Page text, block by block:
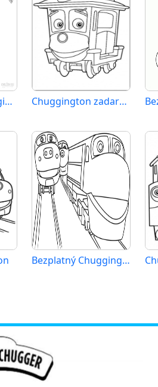
Tisknutelný Chuggington zadarmo Chuggington zadarmo
Bezplatný Chuggington k tisku